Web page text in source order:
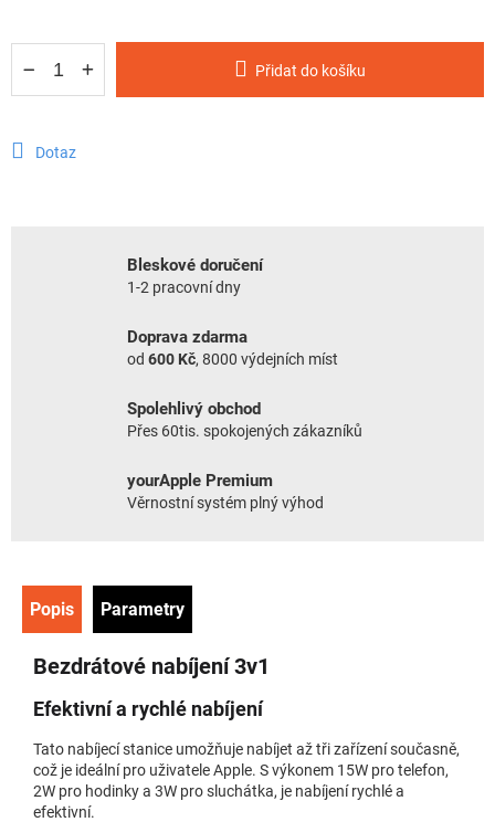
Přidat do košíku
Dotaz
Bleskové doručení
1-2 pracovní dny
Doprava zdarma
od 600 Kč, 8000 výdejních míst
Spolehlivý obchod
Přes 60tis. spokojených zákazníků
yourApple Premium
Věrnostní systém plný výhod
Popis Parametry
Bezdrátové nabíjení 3v1
Efektivní a rychlé nabíjení
Tato nabíjecí stanice umožňuje nabíjet až tři zařízení současně,
což je ideální pro uživatele Apple. S výkonem 15W pro telefon,
2W pro hodinky a 3W pro sluchátka, je nabíjení rychlé a
efektivní.